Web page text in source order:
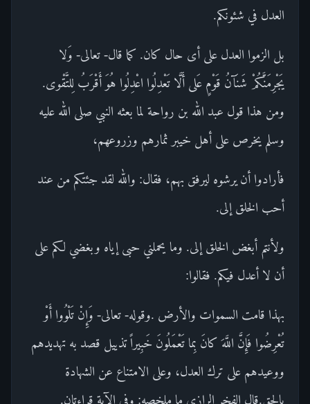
العدل في شئونكم.
بل الزموا العدل على أى حال كان. كما قال- تعالى- وَلا
يَجْرِمَنَّكُمْ شَنَآنُ قَوْمٍ عَلى أَلَّا تَعْدِلُوا اعْدِلُوا هُوَ أَقْرَبُ لِلتَّقْوى.
ومن هذا قول عبد الله بن رواحة لما بعثه النبي صلى الله عليه
وسلم يخرص على أهل خيبر ثمارهم وزروعهم،
فأرادوا أن يرشوه ليرفق بهم، فقال: والله لقد جئتكم من عند
أحب الخلق إلى.
ولأنتم أبغض الخلق إلى. وما يحملني حبى إياه وبغضي لكم على
أن لا أعدل فيكم. فقالوا:
بهذا قامت السموات والأرض .وقوله- تعالى- وَإِنْ تَلْوُوا أَوْ
تُعْرِضُوا فَإِنَّ اللَّهَ كانَ بِما تَعْمَلُونَ خَبِيراً تذييل قصد به تهديدهم
ووعيدهم على ترك العدل، وعلى الامتناع عن الشهادة
بالحق.قال الفخر الرازي ما ملخصه: وفي الآية قراءتان.